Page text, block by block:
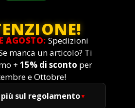
AGOSTO: Spedizioni
manca un articolo? Ti
+ 15% di sconto per
e Ottobre!
più sul regolamento